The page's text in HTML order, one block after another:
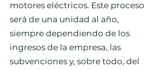
motores eléctricos. Este proceso
será de una unidad al año,
siempre dependiendo de los
ingresos de la empresa, las
subvenciones y, sobre todo, del